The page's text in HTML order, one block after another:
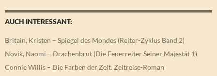
AUCH INTERESSANT:
Britain, Kristen – Spiegel des Mondes (Reiter-Zyklus Band 2)
Novik, Naomi – Drachenbrut (Die Feuerreiter Seiner Majestät 1)
Connie Willis – Die Farben der Zeit. Zeitreise-Roman